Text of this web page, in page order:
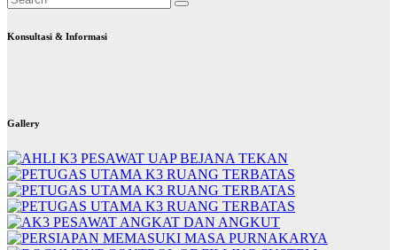
Konsultasi & Informasi
Gallery